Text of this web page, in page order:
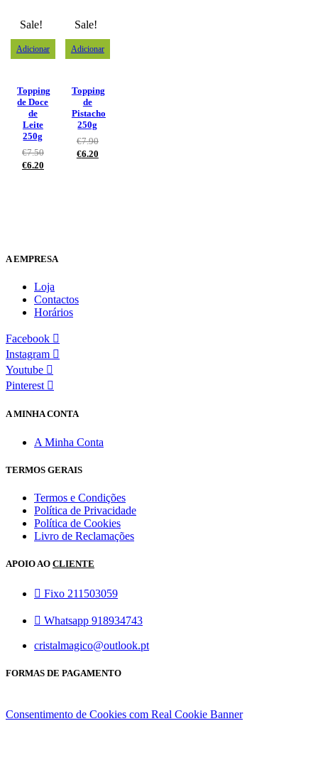
Sale!
Adicionar
Topping
de Doce
de
Leite
250g
€7.50
€6.20
Sale!
Adicionar
Topping
de
Pistacho
250g
€7.90
€6.20
A EMPRESA
Loja
Contactos
Horários
Facebook
Instagram
Youtube
Pinterest
A MINHA CONTA
A Minha Conta
TERMOS GERAIS
Termos e Condições
Política de Privacidade
Política de Cookies
Livro de Reclamações
APOIO AO CLIENTE
Fixo 211503059
Whatsapp 918934743
cristalmagico@outlook.pt
FORMAS DE PAGAMENTO
Consentimento de Cookies com Real Cookie Banner